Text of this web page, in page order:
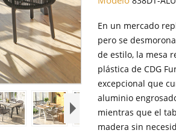
En un mercado
pero se
de estilo, la mesa
plástica de CDG
excepcional que
aluminio
mientras que el
madera sin